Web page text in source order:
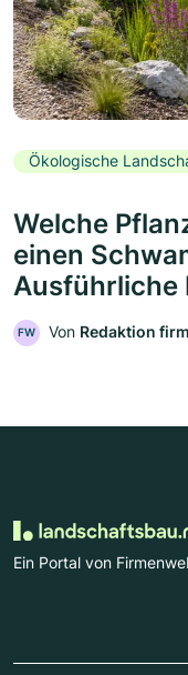
Ökologische
Welche
einen
Ausführliche
FW Von Redaktion
Ein Portal von